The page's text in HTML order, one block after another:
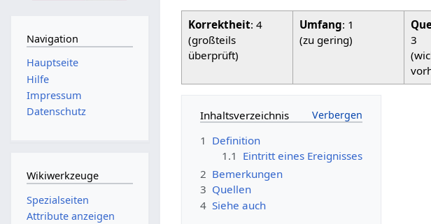
Korrektheit: 4
(großteils
überprüft)
Umfang: 1
(zu gering)
3
Inhaltsverzeichnis
1 Definition
1.1 Eintritt eines Ereignisses
2 Bemerkungen
3 Quellen
4 Siehe auch
Navigation
Hauptseite
Hilfe
Impressum
Datenschutz
Wikiwerkzeuge
Spezialseiten
Attribute anzeigen